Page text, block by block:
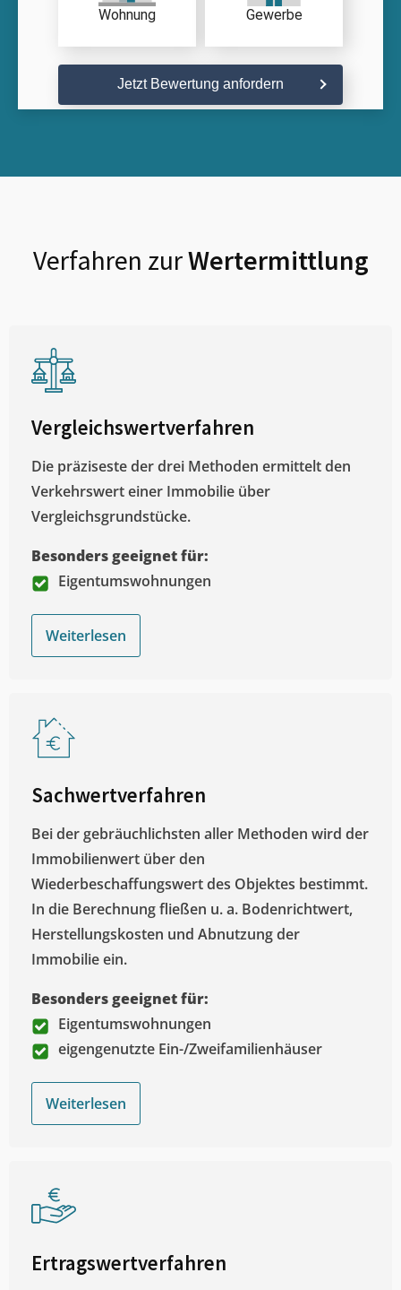
Wohnung Gewerbe
Jetzt Bewertung anfordern
Verfahren zurWertermittlung
Vergleichswertverfahren
Die präziseste der drei Methoden ermittelt den
Verkehrswert einer Immobilie über
Vergleichsgrundstücke.
Besonders geeignet für:
Eigentumswohnungen
Weiterlesen
Sachwertverfahren
Bei der gebräuchlichsten aller Methoden wird der
Immobilienwert über den
Wiederbeschaffungswert des Objektes bestimmt.
In die Berechnung fließen u. a. Bodenrichtwert,
Herstellungskosten und Abnutzung der
Immobilie ein.
Besonders geeignet für:
Eigentumswohnungen
eigengenutzte Ein-/Zweifamilienhäuser
Weiterlesen
Ertragswertverfahren